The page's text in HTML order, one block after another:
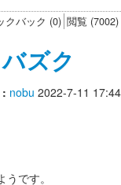
クバック (0) 閲覧 (7002)
ズク
: nobu 2022-7-11 17:44
です。